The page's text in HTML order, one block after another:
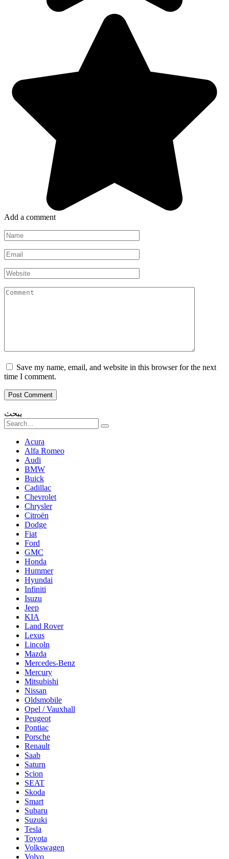
Add a comment
Name
*
Email
*
Website
Comment
Save my name, email, and website in this browser for the next
time I comment.
يبحث
Search
for:
Acura
Alfa Romeo
Audi
BMW
Buick
Cadillac
Chevrolet
Chrysler
Citroën
Dodge
Fiat
Ford
GMC
Honda
Hummer
Hyundai
Infiniti
Isuzu
Jeep
KIA
Land Rover
Lexus
Lincoln
Mazda
Mercedes-Benz
Mercury
Mitsubishi
Nissan
Oldsmobile
Opel / Vauxhall
Peugeot
Pontiac
Porsche
Renault
Saab
Saturn
Scion
SEAT
Skoda
Smart
Subaru
Suzuki
Tesla
Toyota
Volkswagen
Volvo